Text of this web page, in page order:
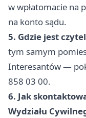
w wpłatomacie na
na konto sądu.
5. Gdzie jest
tym samym
Interesantów —
858 03 00.
6. Jak
Wydziału